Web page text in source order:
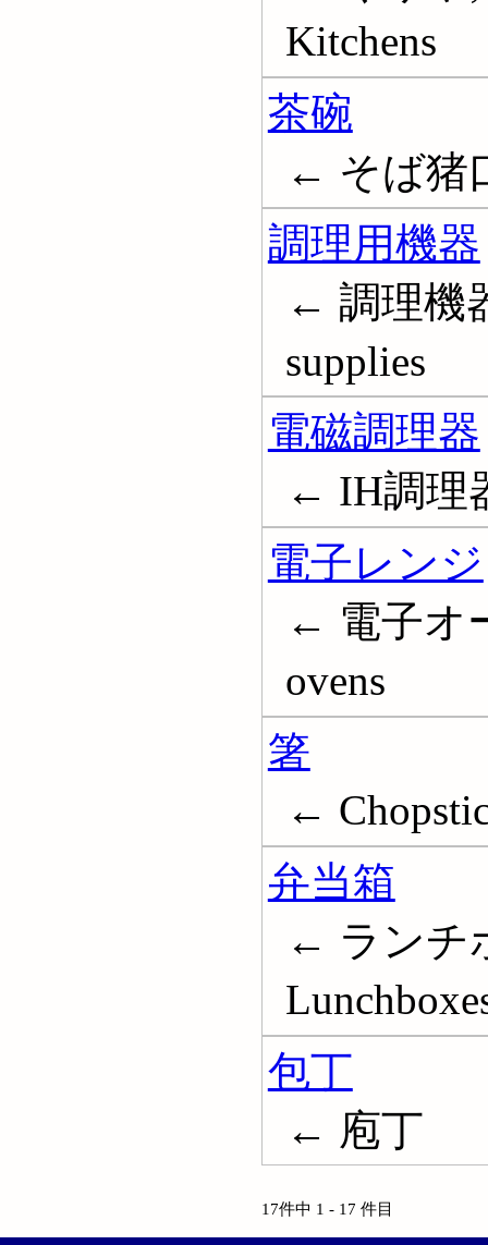
Kitchens
茶碗
← そば猪
調理用機器
← 調理機
supplies
電磁調理器
← IH調理
電子レンジ
← 電子オ
ovens
箸
←
弁当箱
← ランチ
包丁
← 庖丁
17件中 1 - 17 件目